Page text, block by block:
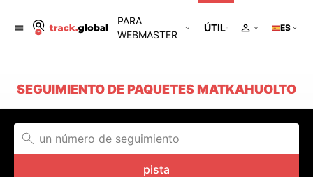
PARA
WEBMASTER
ÚTIL ES
SEGUIMIENTO DE PAQUETES MATKAHUOLTO
pista